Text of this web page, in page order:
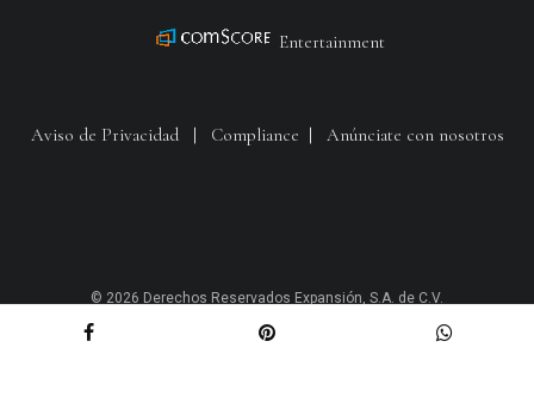
Entertainment
Aviso de Privacidad| Compliance | Anúnciate con nosotros
© 2026 Derechos Reservados Expansión, S.A. de C.V.